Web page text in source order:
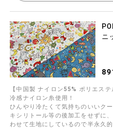
ニ
【中国製 ナイロン55% ポリエス
冷感ナイロン糸使用！
ひんやり冷たくて気持ちのいいク
キシリトール等の後加工をせずに
わせて生地にしているので半永久